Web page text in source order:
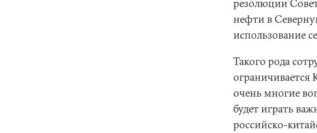
резолюции
нефти в
использование
Такого рода
ограничивается
очень многие
будет играть
российско-